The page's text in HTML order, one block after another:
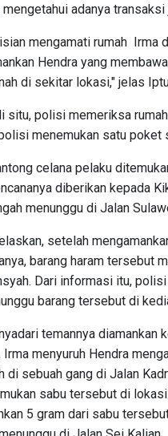
adanya
mengamati rumah Irma
Hendra yang
di sekitar lokasi," jelas
situ, polisi memeriksa
menemukan satu poket
celana pelaku
diberikan kepada
menunggu di Jalan
setelah
barang haram tersebut
Dari informasi itu,
barang tersebut di
temannya diamankan
Irma menyuruh Hendra
di sebuah gang di Jalan
sabu tersebut di
5 gram dari sabu